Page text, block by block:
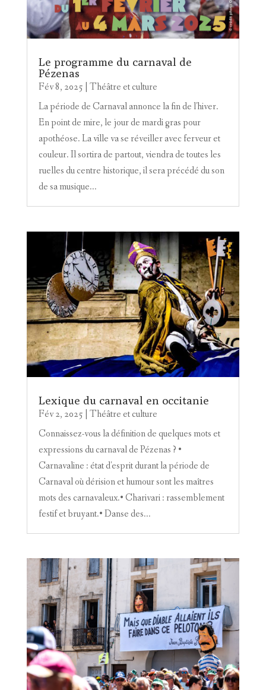
Le programme du carnaval de
Pézenas
Fév 8, 2025 Théâtre et culture
La période de Carnaval annonce la fin de l'hiver.
En point de mire, le jour de mardi gras pour
apothéose. La ville va se réveiller avec ferveur et
couleur. Il sortira de partout, viendra de toutes les
ruelles du centre historique, il sera précédé du son
de sa musique...
Lexique du carnaval en occitanie
Fév 2, 2025 Théâtre et culture
Connaissez-vous la définition de quelques mots et
expressions du carnaval de Pézenas ? •
Carnavaline : état d'esprit durant la période de
Carnaval où dérision et humour sont les maîtres
mots des carnavaleux.• Charivari : rassemblement
festif et bruyant.• Danse des...